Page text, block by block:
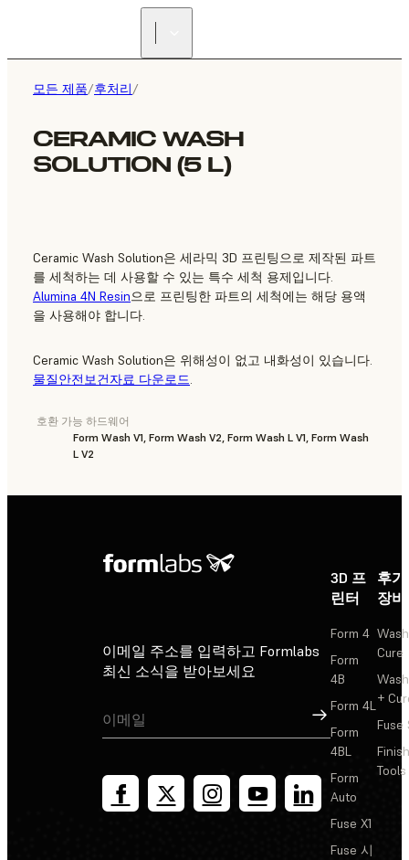
모든 제품/후처리/
CERAMIC WASH
SOLUTION (5 L)
Ceramic Wash Solution은 세라믹 3D 프린팅으로 제작된 파트
를 세척하는 데 사용할 수 있는 특수 세척 용제입니다.
Alumina 4N Resin으로 프린팅한 파트의 세척에는 해당 용액
을 사용해야 합니다.
Ceramic Wash Solution은 위해성이 없고 내화성이 있습니다.
물질안전보건자료 다운로드.
호환 가능 하드웨어
Form Wash V1, Form Wash V2, Form Wash L V1, Form Wash
L V2
이메일 주소를 입력하고 Formlabs
최신 소식을 받아보세요
가입
3D 프
린터
Form 4
Form
4B
Form 4L
Form
4BL
Form
Auto
Fuse X1
Fuse 시
후
장비
Cure
+
Fuse
Tools